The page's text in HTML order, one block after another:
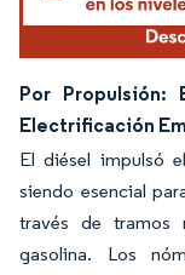
Por Propulsión:
Electrificación
El diésel impulsó
siendo esencial
través de tramos
gasolina. Los